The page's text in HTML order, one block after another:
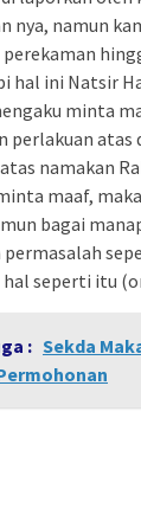
nya, namun
hal ini Natsir
minta
perlakuan atas
namakan
maaf,
bagai
permasalah
seperti itu
: Sekda